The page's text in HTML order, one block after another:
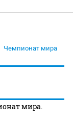
Чемпионат мира
мира.